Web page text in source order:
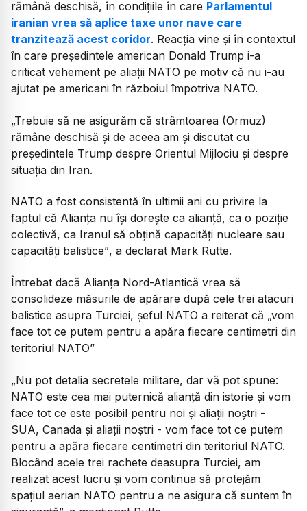
rămână deschisă, în condițiile în care Parlamentul
iranian vrea să aplice taxe unor nave care
tranzitează acest coridor. Reacția vine și în contextul
în care președintele american Donald Trump i-a
criticat vehement pe aliații NATO pe motiv că nu i-au
ajutat pe americani în războiul împotriva NATO.
„Trebuie să ne asigurăm că strâmtoarea (Ormuz)
rămâne deschisă și de aceea am și discutat cu
președintele Trump despre Orientul Mijlociu și despre
situația din Iran.
NATO a fost consistentă în ultimii ani cu privire la
faptul că Alianța nu își dorește ca alianță, ca o poziție
colectivă, ca Iranul să obțină capacități nucleare sau
capacități balistice”, a declarat Mark Rutte.
Întrebat dacă Alianța Nord-Atlantică vrea să
consolideze măsurile de apărare după cele trei atacuri
balistice asupra Turciei, șeful NATO a reiterat că „vom
face tot ce putem pentru a apăra fiecare centimetri din
teritoriul NATO”
„Nu pot detalia secretele militare, dar vă pot spune:
NATO este cea mai puternică alianță din istorie și vom
face tot ce este posibil pentru noi și aliații noștri -
SUA, Canada și aliații noștri - vom face tot ce putem
pentru a apăra fiecare centimetri din teritoriul NATO.
Blocând acele trei rachete deasupra Turciei, am
realizat acest lucru și vom continua să protejăm
spațiul aerian NATO pentru a ne asigura că suntem în